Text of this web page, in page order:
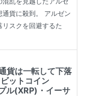
通貨に殺到。 アルゼン
スクを回避するた
貨は一転して下落
ットコイン
ル(XRP)・イーサ